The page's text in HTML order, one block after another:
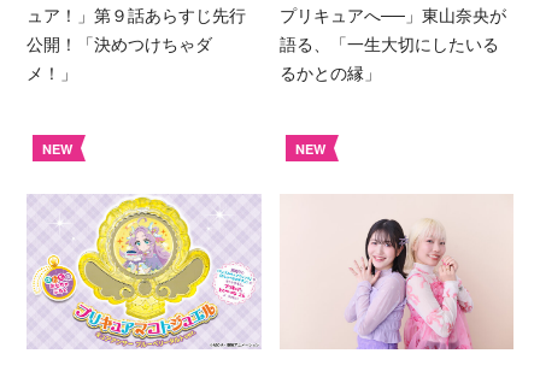
ュア！」第９話あらすじ先行
公開！「決めつけちゃダ
メ！」
プリキュアへ──」東山奈央が
語る、「一生大切にしたいる
るかとの縁」
NEW NEW